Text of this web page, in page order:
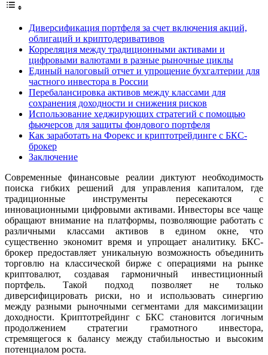
Диверсификация портфеля за счет включения акций,
облигаций и криптодеривативов
Корреляция между традиционными активами и
цифровыми валютами в разные рыночные циклы
Единый налоговый отчет и упрощение бухгалтерии для
частного инвестора в России
Перебалансировка активов между классами для
сохранения доходности и снижения рисков
Использование хеджирующих стратегий с помощью
фьючерсов для защиты фондового портфеля
Как заработать на Форекс и криптотрейдинге с БКС-
брокер
Заключение
Современные финансовые реалии диктуют необходимость
поиска гибких решений для управления капиталом, где
традиционные инструменты пересекаются с
инновационными цифровыми активами. Инвесторы все чаще
обращают внимание на платформы, позволяющие работать с
различными классами активов в едином окне, что
существенно экономит время и упрощает аналитику. БКС-
брокер предоставляет уникальную возможность объединить
торговлю на классической бирже с операциями на рынке
криптовалют, создавая гармоничный инвестиционный
портфель. Такой подход позволяет не только
диверсифицировать риски, но и использовать синергию
между разными рыночными сегментами для максимизации
доходности. Криптотрейдинг с БКС становится логичным
продолжением стратегии грамотного инвестора,
стремящегося к балансу между стабильностью и высоким
потенциалом роста.